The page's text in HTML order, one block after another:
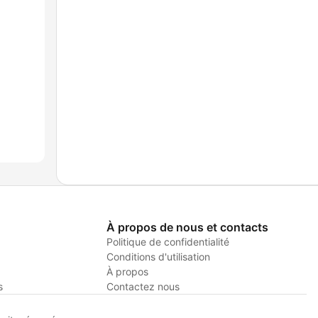
À propos de nous et contacts
Politique de confidentialité
Conditions d'utilisation
À propos
Contactez nous